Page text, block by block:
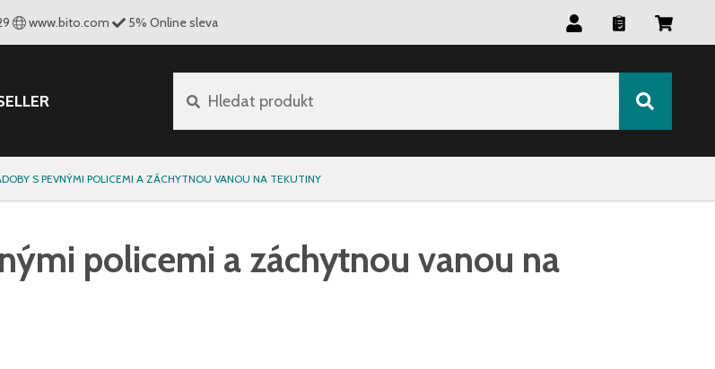
www.bito.com 5% Online sleva
Hledat produkt
S PEVNÝMI POLICEMI A ZÁCHYTNOU VANOU NA TEKUTINY
policemi a záchytnou vanou na